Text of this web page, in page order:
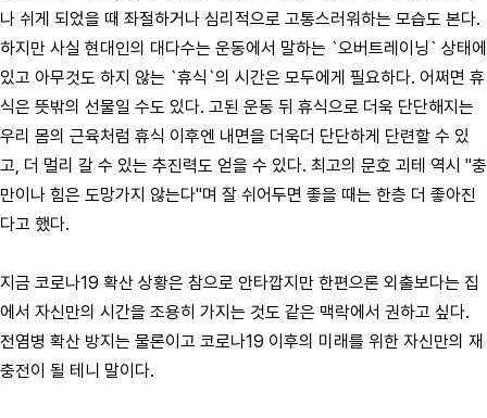
나 쉬게 되었을 때 좌절하거나 심리적으로 고통스러워하는 모습도 본다.
하지만 사실 현대인의 대다수는 운동에서 말하는 `오버트레이닝` 상태에
있고 아무것도 하지 않는 `휴식`의 시간은 모두에게 필요하다. 어쩌면 휴
식은 뜻밖의 선물일 수도 있다. 고된 운동 뒤 휴식으로 더욱 단단해지는
우리 몸의 근육처럼 휴식 이후엔 내면을 더욱더 단단하게 단련할 수 있
고, 더 멀리 갈 수 있는 추진력도 얻을 수 있다. 최고의 문호 괴테 역시 "충
만이나 힘은 도망가지 않는다"며 잘 쉬어두면 좋을 때는 한층 더 좋아진
다고 했다.
지금 코로나19 확산 상황은 참으로 안타깝지만 한편으론 외출보다는 집
에서 자신만의 시간을 조용히 가지는 것도 같은 맥락에서 권하고 싶다.
전염병 확산 방지는 물론이고 코로나19 이후의 미래를 위한 자신만의 재
충전이 될 테니 말이다.